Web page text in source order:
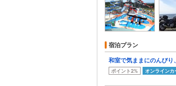
宿泊プラン
和室で気ままにのんび
ポイント2% オンライン